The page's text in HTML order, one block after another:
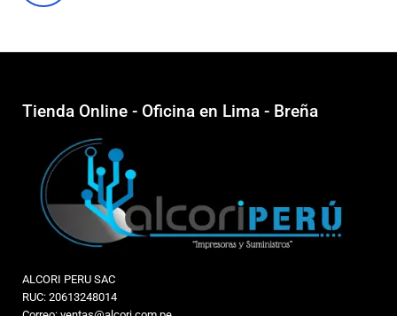
Tienda Online - Oficina en Lima - Breña
ALCORI PERU SAC
RUC: 20613248014